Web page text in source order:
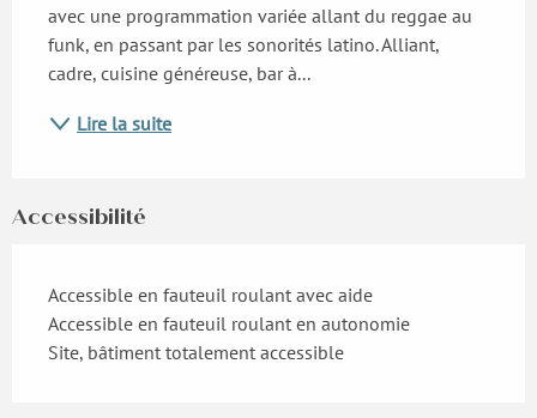
avec une programmation variée allant du reggae au
funk, en passant par les sonorités latino. Alliant,
cadre, cuisine généreuse, bar à...
Lire la suite
Accessibilité
Accessible en fauteuil roulant avec aide
Accessible en fauteuil roulant en autonomie
Site, bâtiment totalement accessible